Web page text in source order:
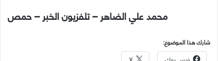
محمد علي الضاهر – تلفزيون الخبر – حمص
شارك هذا الموضوع: